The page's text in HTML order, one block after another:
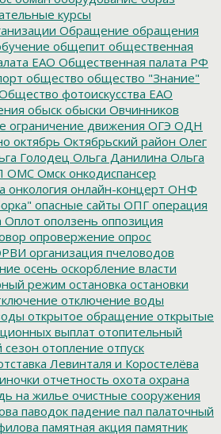
курсы
Обращение обращения
общепит общественная
ЕАО Общественная палата РФ
общество общество "Знание"
фотоискусства ЕАО
обыск обыски Овчинников
ограничение движения ОГЭ ОДН
октябрь Октябрьский район Олег
Голодец Ольга Данилина Ольга
ОМС Омск онкодиспансер
онкология онлайн-концерт ОНФ
опасные сайты ОПГ операция
Оплот оползень оппозиция
опровержение опрос
организация пчеловодов
осень оскорбление власти
режим остановка остановки
отключение воды
открытое обращение открытые
выплат отопительный
сезон отопление отпуск
Левинталя и Коростелёва
отчетность охота охрана
на жилье очистные сооружения
паводок падение пал палаточный
памятная акция памятник